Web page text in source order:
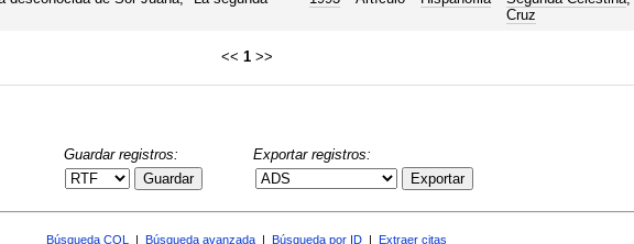
Cruz
<< 1 >>
Guardar registros:
Guardar
Exportar registros:
Exportar
Búsqueda CQL Búsqueda avanzada Búsqueda por ID Extraer citas